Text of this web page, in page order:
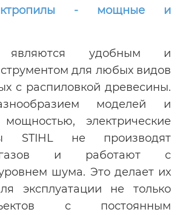
- мощные и
являются удобным и
для любых видов
с распиловкой древесины.
моделей и
электрические
STIHL не производят
газов и работают с
шума. Это делает их
эксплуатации не только
с постоянным